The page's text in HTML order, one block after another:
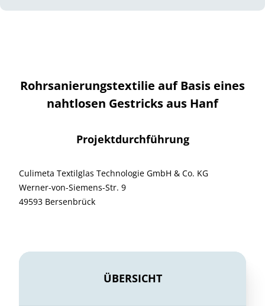
Rohrsanierungstextilie auf Basis eines
nahtlosen Gestricks aus Hanf
Projektdurchführung
Culimeta Textilglas Technologie GmbH & Co. KG
Werner-von-Siemens-Str. 9
49593 Bersenbrück
ÜBERSICHT